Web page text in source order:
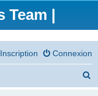
Team |
Connexion
Inscription